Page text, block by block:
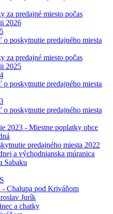
za predajné miesto počas
2026
o poskytnutie predajného miesta
za predajné miesto počas
2025
o poskytnutie predajného miesta
o poskytnutie predajného miesta
2023 - Miestne poplatky obce
predajného miesta 2022
a východnianska múranica
Sabaku
- Chalupa pod Kriváňom
Jurík
a chatky